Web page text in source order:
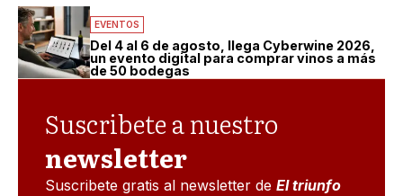
EVENTOS
Del 4 al 6 de agosto, llega Cyberwine 2026,
un evento digital para comprar vinos a más
de 50 bodegas
Suscribete a nuestro
newsletter
Suscribete gratis al newsletter de El triunfo